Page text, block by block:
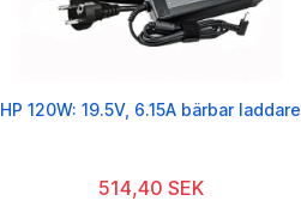
HP 120W: 19.5V, 6.15A bärbar laddare
514,40 SEK